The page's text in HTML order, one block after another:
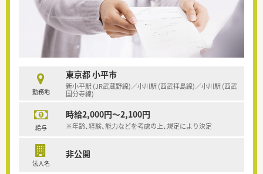
勤務地
東京都 小平市
新小平駅 (JR武蔵野線)／小川駅 (西武拝島線)／小川駅 (西武
国分寺線)
給与
時給2,000円～2,100円
※年齢、経験、能力などを考慮の上、規定により決定
法人名
非公開